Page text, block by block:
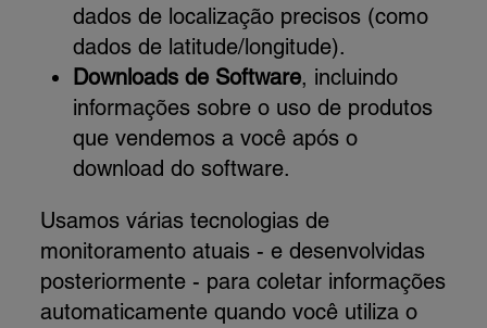
dados de localização precisos (como
dados de latitude/longitude).
Downloads de Software, incluindo
informações sobre o uso de produtos
que vendemos a você após o
download do software.
Usamos várias tecnologias de
monitoramento atuais - e desenvolvidas
posteriormente - para coletar informações
automaticamente quando você utiliza o